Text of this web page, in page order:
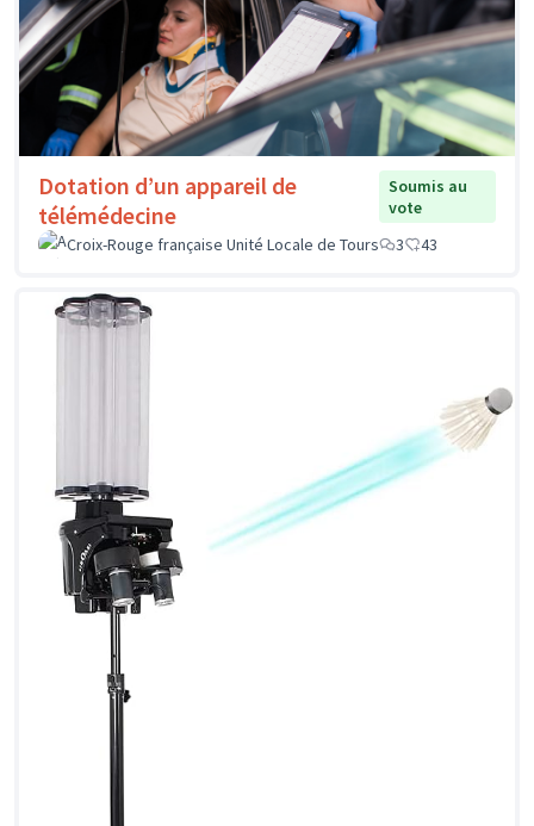
Dotation d’un appareil de
télémédecine
Soumis au
vote
Croix-Rouge française Unité Locale de Tours
3 43